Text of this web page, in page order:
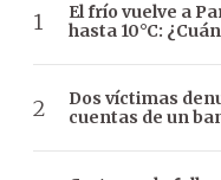
El frío vuelve a
hasta 10°C:
Dos víctimas
cuentas de un